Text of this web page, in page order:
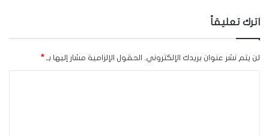
اترك تعليقاً
لن يتم نشر عنوان بريدك الإلكتروني. الحقول الإلزامية مشار إليها بـ *